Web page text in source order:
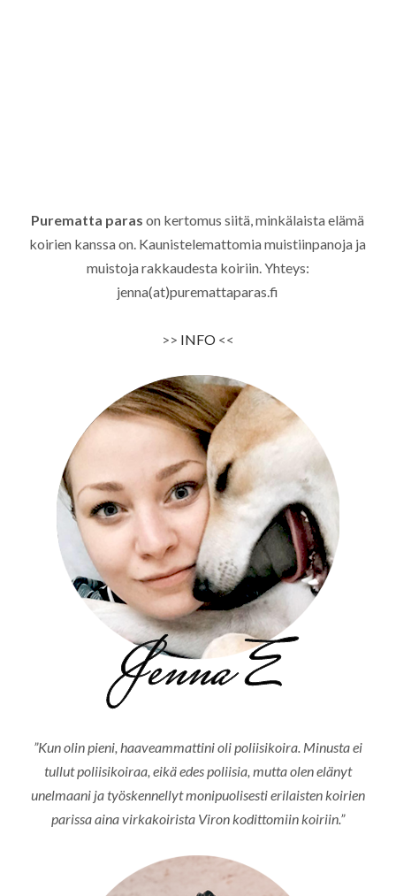
Purematta paras on kertomus siitä, minkälaista elämä
koirien kanssa on. Kaunistelemattomia muistiinpanoja ja
muistoja rakkaudesta koiriin. Yhteys:
jenna(at)puremattaparas.fi
>> INFO<<
”Kun olin pieni, haaveammattini oli poliisikoira. Minusta ei
tullut poliisikoiraa, eikä edes poliisia, mutta olen elänyt
unelmaani ja työskennellyt monipuolisesti erilaisten koirien
parissa aina virkakoirista Viron kodittomiin koiriin.”